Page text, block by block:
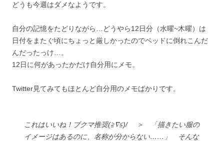
どうも今週はダメなようです。
自分の記憶をたどりながら…どうやら12日分（水曜~木曜）は
日付をまたぐ頃にちょっと厳しかったのでベッドに倒れこんだ
んだったっけ…。
12日に何があったかだけ自分用にメモ。
Twitter見てみてもほとんど自分用のメモばかりです。
これはいいね！ブクマ推奨(≧∇≦)/ ＞ 「描きたい服の
イメージはあるのに、名称が分からない……」 そんな